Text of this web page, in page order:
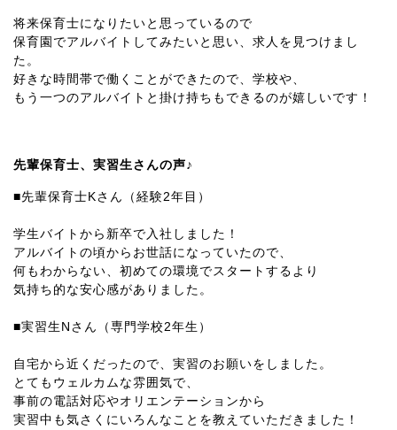
将来保育士になりたいと思っているので
保育園でアルバイトしてみたいと思い、求人を見つけまし
た。
好きな時間帯で働くことができたので、学校や、
もう一つのアルバイトと掛け持ちもできるのが嬉しいです！
先輩保育士、実習生さんの声♪
■先輩保育士Kさん（経験2年目）
学生バイトから新卒で入社しました！
アルバイトの頃からお世話になっていたので、
何もわからない、初めての環境でスタートするより
気持ち的な安心感がありました。
■実習生Nさん（専門学校2年生）
自宅から近くだったので、実習のお願いをしました。
とてもウェルカムな雰囲気で、
事前の電話対応やオリエンテーションから
実習中も気さくにいろんなことを教えていただきました！